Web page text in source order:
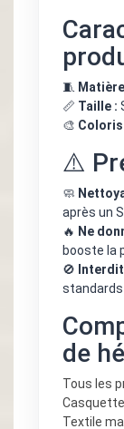
🧵
📏 Taille :
🎨 Coloris
⚠️
🧼
après un
🔥 Ne
booste la
🚫
standards
de
Tous les
Textile